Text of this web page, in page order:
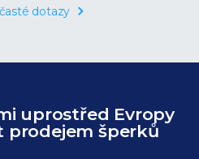
dotazy
uprostřed Evropy
prodejem šperků